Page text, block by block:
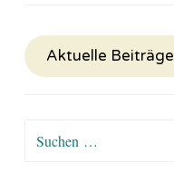
Aktuelle Beiträge
Suchen